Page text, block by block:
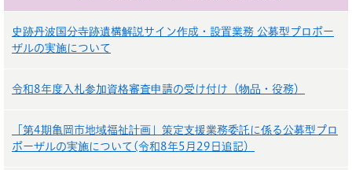
史跡丹波国分寺跡遺構解説サイン作成・設置業務 公募型プロポー
ザルの実施について
令和8年度入札参加資格審査申請の受け付け（物品・役務）
「第4期亀岡市地域福祉計画」策定支援業務委託に係る公募型プロ
ポーザルの実施について(令和8年5月29日追記）